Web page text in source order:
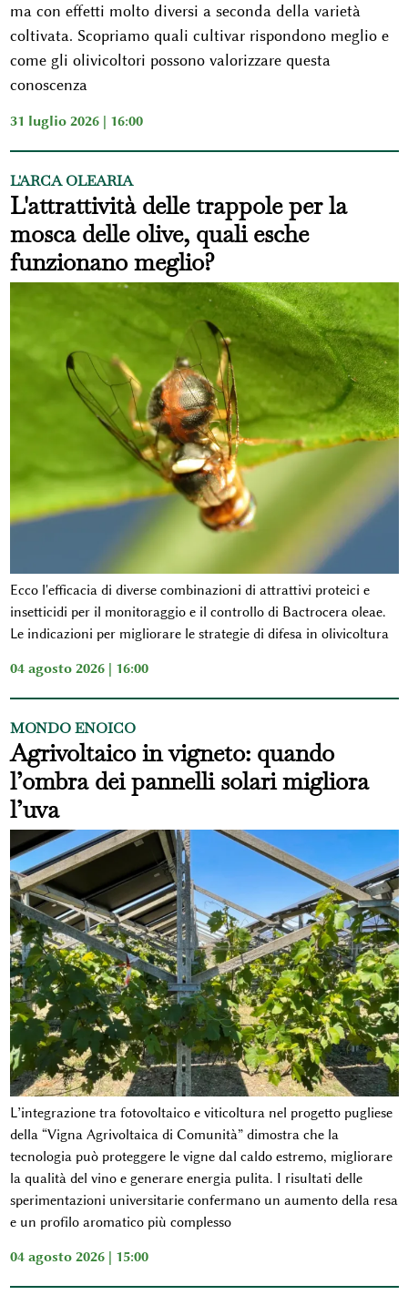
ma con effetti molto diversi a seconda della varietà
coltivata. Scopriamo quali cultivar rispondono meglio e
come gli olivicoltori possono valorizzare questa
conoscenza
31 luglio 2026 | 16:00
L'ARCA OLEARIA
L'attrattività delle trappole per la
mosca delle olive, quali esche
funzionano meglio?
Ecco l'efficacia di diverse combinazioni di attrattivi proteici e
insetticidi per il monitoraggio e il controllo di Bactrocera oleae.
Le indicazioni per migliorare le strategie di difesa in olivicoltura
04 agosto 2026 | 16:00
MONDO ENOICO
Agrivoltaico in vigneto: quando
l’ombra dei pannelli solari migliora
l’uva
L’integrazione tra fotovoltaico e viticoltura nel progetto pugliese
della “Vigna Agrivoltaica di Comunità” dimostra che la
tecnologia può proteggere le vigne dal caldo estremo, migliorare
la qualità del vino e generare energia pulita. I risultati delle
sperimentazioni universitarie confermano un aumento della resa
e un profilo aromatico più complesso
04 agosto 2026 | 15:00